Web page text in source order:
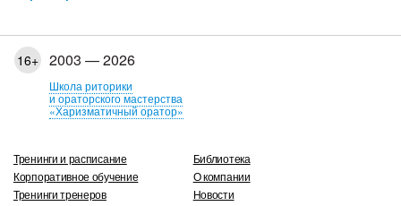
16+ 2003 — 2026
Школа риторики
и ораторского мастерства
«Харизматичный оратор»
Тренинги и расписание
Корпоративное обучение
Тренинги тренеров
Библиотека
О компании
Новости